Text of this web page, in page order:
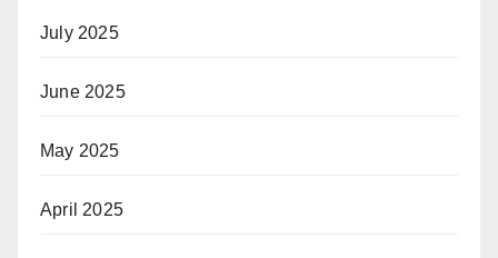
July 2025
June 2025
May 2025
April 2025